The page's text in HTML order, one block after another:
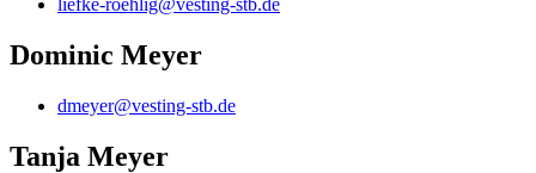
liefke-roehlig@vesting-stb.de
Dominic Meyer
dmeyer@vesting-stb.de
Tanja Meyer